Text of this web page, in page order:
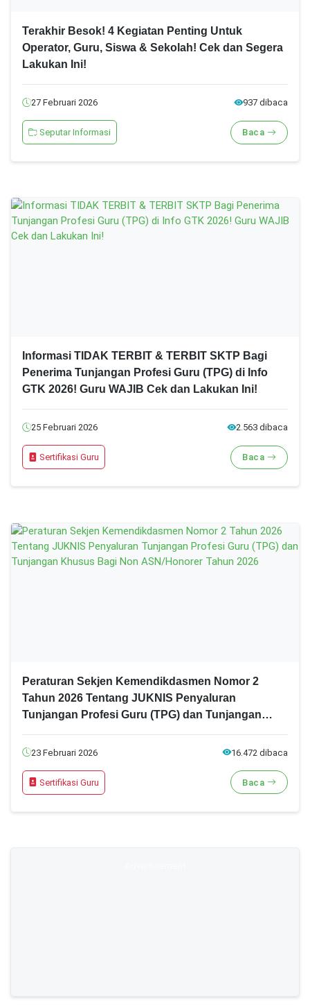
Terakhir Besok! 4 Kegiatan Penting Untuk
Operator, Guru, Siswa & Sekolah! Cek dan Segera
Lakukan Ini!
27 Februari 2026 937 dibaca
Seputar Informasi Baca
Informasi TIDAK TERBIT & TERBIT SKTP Bagi
Penerima Tunjangan Profesi Guru (TPG) di Info
GTK 2026! Guru WAJIB Cek dan Lakukan Ini!
25 Februari 2026 2.563 dibaca
Sertifikasi Guru Baca
Peraturan Sekjen Kemendikdasmen Nomor 2
Tahun 2026 Tentang JUKNIS Penyaluran
Tunjangan Profesi Guru (TPG) dan Tunjangan
23 Februari 2026 16.472 dibaca
Sertifikasi Guru Baca